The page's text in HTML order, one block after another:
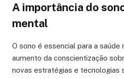
A importância do
mental
O sono é essencial para a
aumento da conscientização
novas estratégias e tecnologias